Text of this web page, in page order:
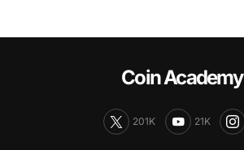
Coin Academy
201K 21K